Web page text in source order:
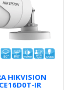
HIKVISION
IR